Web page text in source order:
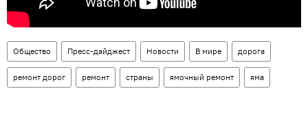
Общество Пресс-дайджест Новости В мире дорога
ремонт дорог ремонт страны ямочный ремонт яма